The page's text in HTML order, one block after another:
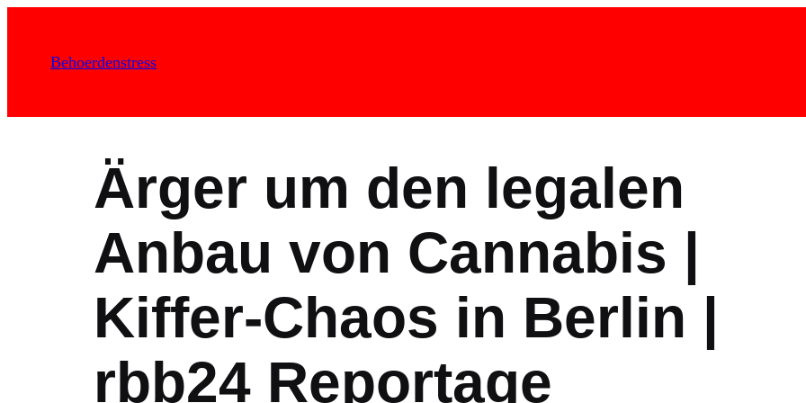
springenBehoerdenstress
Ärger um den legalen
Anbau von Cannabis |
Kiffer-Chaos in Berlin |
rbb24 Reportage